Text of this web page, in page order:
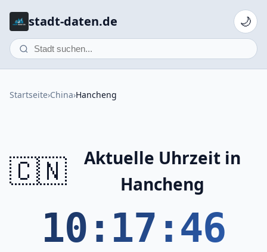
stadt-daten.de 🌙
Startseite›China›Hancheng
🇨🇳
Aktuelle Uhrzeit in
Hancheng
10:17:46